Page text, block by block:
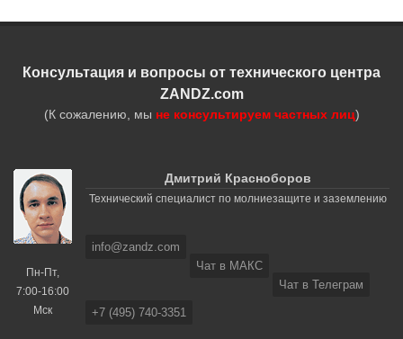
Консультация и вопросы от технического центра
ZANDZ.com
(К сожалению, мы не консультируем частных лиц)
Пн-Пт,
7:00-16:00
Мск
Дмитрий Красноборов
Технический специалист по молниезащите и заземлению
info@zandz.com
Чат в МАКС
Чат в Телеграм
+7 (495) 740-3351